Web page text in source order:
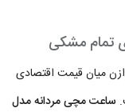
تمام مشکی
میان قیمت اقتصادی
ساعت مچی مردانه مدل